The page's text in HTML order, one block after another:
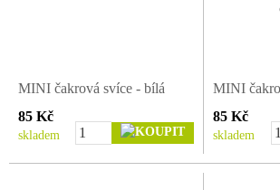
MINI čakrová svíce - bílá
85 Kč
skladem
MINI
85 Kč
skladem